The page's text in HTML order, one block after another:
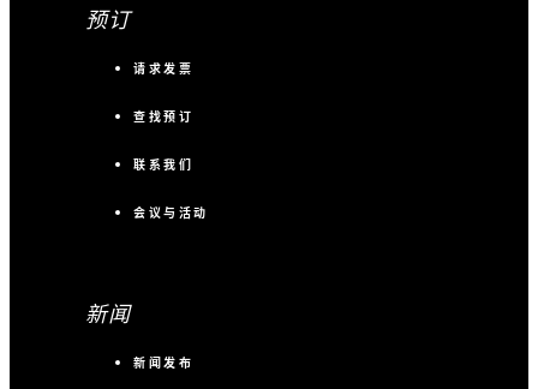
预订
请求发票
查找预订
联系我们
会议与活动
新闻
新闻发布